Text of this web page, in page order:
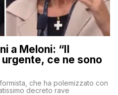
a Meloni: “Il
ce ne sono
che ha polemizzato con
decreto rave